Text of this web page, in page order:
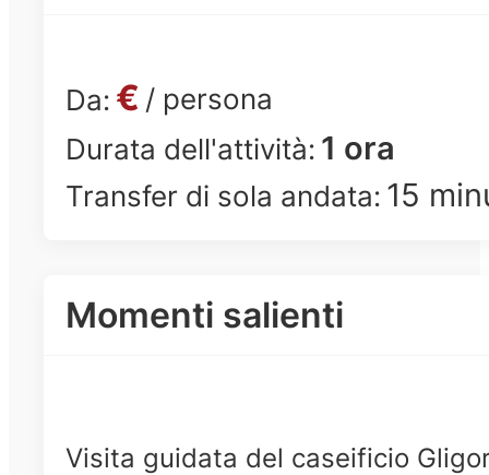
Da: € / persona
Durata dell'attività: 1 ora
Transfer di sola andata: 15
Momenti salienti
Visita guidata del caseificio